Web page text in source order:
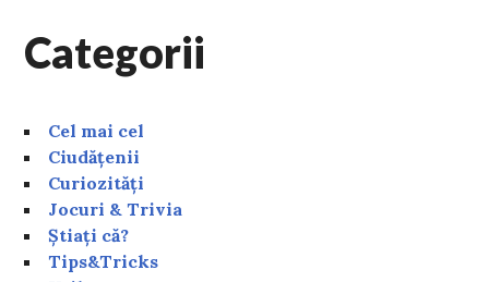
Categorii
Cel mai cel
Ciudățenii
Curiozități
Jocuri & Trivia
Știați că?
Tips&Tricks